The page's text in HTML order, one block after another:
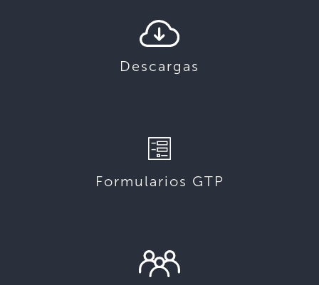
Descargas
Formularios GTP